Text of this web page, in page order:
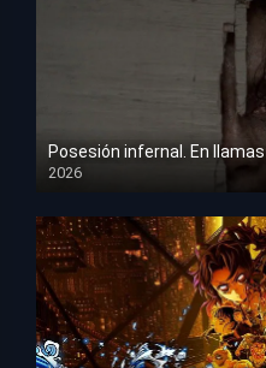
Posesión infernal. En llamas
2026
HD 1080p